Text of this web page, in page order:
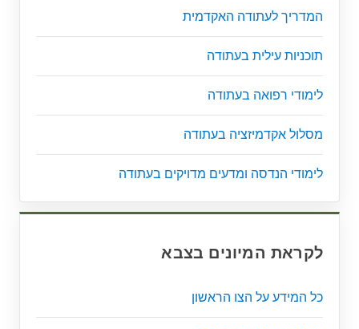
המדריך לעתודה האקדמית
תוכניות עילית בעתודה
לימודי רפואה בעתודה
מסלול אקדמיזציה בעתודה
לימודי הנדסה ומדעים מדויקים בעתודה
לקראת המיונים בצבא
כל המידע על הצו הראשון